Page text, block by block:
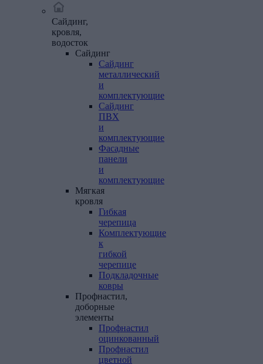
Сайдинг,
кровля,
водосток
Сайдинг
Сайдинг
металлический
и
комплектующие
Сайдинг
ПВХ
и
комплектующие
Фасадные
панели
и
комплектующие
Мягкая
кровля
Гибкая
черепица
Комплектующие
к
гибкой
черепице
Подкладочные
ковры
Профнастил,
доборные
элементы
Профнастил
оцинкованный
Профнастил
цветной